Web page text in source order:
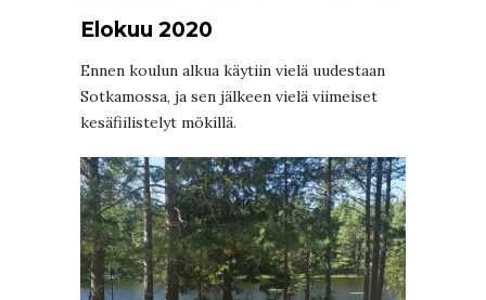
Elokuu 2020
Ennen koulun alkua käytiin vielä uudestaan
Sotkamossa, ja sen jälkeen vielä viimeiset
kesäfiilistelyt mökillä.